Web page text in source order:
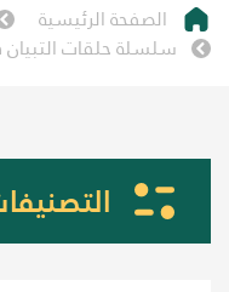
الصفحة الرئيسية
سلسلة حلقات التبيان